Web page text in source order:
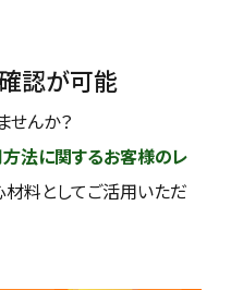
認が可能
んか？
法に関するお客様のレ
料としてご活用いただ